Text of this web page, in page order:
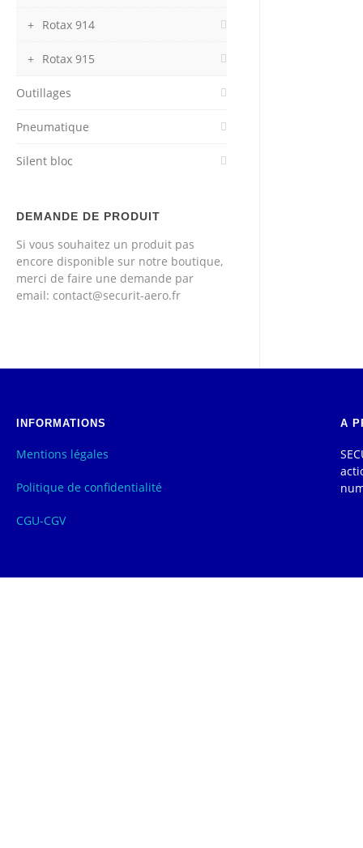
Rotax 914
Rotax 915
Outillages
Pneumatique
Silent bloc
DEMANDE DE PRODUIT
Si vous souhaitez un produit pas
encore disponible sur notre boutique,
merci de faire une demande par
email: contact@securit-aero.fr
INFORMATIONS
Mentions légales
Politique de confidentialité
CGU-CGV
A